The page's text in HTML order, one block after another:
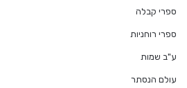
ספרי קבלה
ספרי רוחניות
ע"ב שמות
עולם הנסתר